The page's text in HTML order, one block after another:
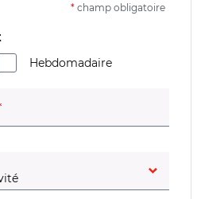
* champ obligatoire
Hebdomadaire
(champ obligatoire)